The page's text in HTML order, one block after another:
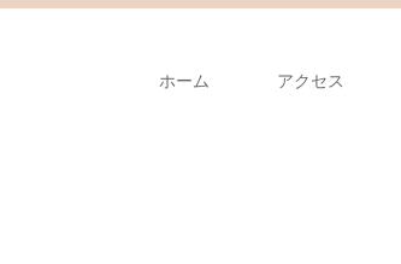
ホーム アクセス